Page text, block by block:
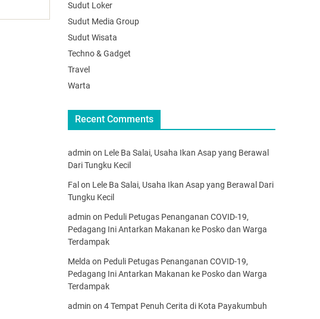
Sudut Loker
Sudut Media Group
Sudut Wisata
Techno & Gadget
Travel
Warta
Recent Comments
admin on Lele Ba Salai, Usaha Ikan Asap yang Berawal
Dari Tungku Kecil
Fal on Lele Ba Salai, Usaha Ikan Asap yang Berawal Dari
Tungku Kecil
admin on Peduli Petugas Penanganan COVID-19,
Pedagang Ini Antarkan Makanan ke Posko dan Warga
Terdampak
Melda on Peduli Petugas Penanganan COVID-19,
Pedagang Ini Antarkan Makanan ke Posko dan Warga
Terdampak
admin on 4 Tempat Penuh Cerita di Kota Payakumbuh